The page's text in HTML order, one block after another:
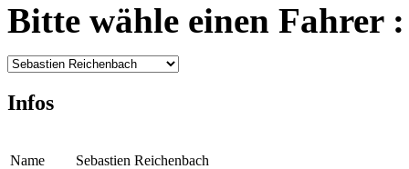
Bitte wähle einen Fahrer :
Infos
Name
Sebastien Reichenbach